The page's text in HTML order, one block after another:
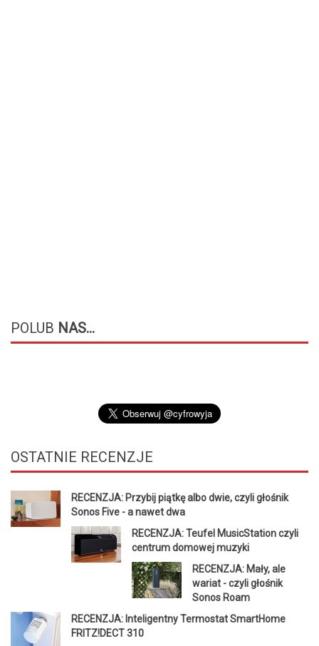
POLUB NAS...
OSTATNIE RECENZJE
RECENZJA: Przybij piątkę albo dwie, czyli głośnik
Sonos Five - a nawet dwa
RECENZJA: Teufel MusicStation czyli
centrum domowej muzyki
RECENZJA: Mały, ale
wariat - czyli głośnik
Sonos Roam
RECENZJA: Inteligentny Termostat SmartHome
FRITZ!DECT 310